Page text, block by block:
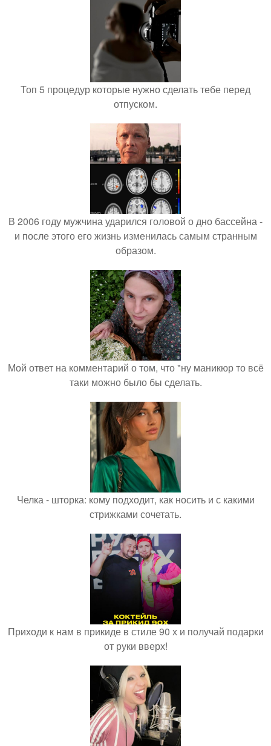
Топ 5 процедур которые нужно сделать тебе перед
отпуском.
В 2006 году мужчина ударился головой о дно бассейна -
и после этого его жизнь изменилась самым странным
образом.
Мой ответ на комментарий о том, что "ну маникюр то всё
таки можно было бы сделать.
Челка - шторка: кому подходит, как носить и с какими
стрижками сочетать.
Приходи к нам в прикиде в стиле 90 х и получай подарки
от руки вверх!